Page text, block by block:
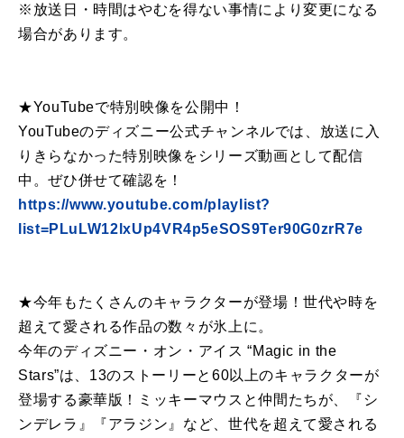
※放送日・時間はやむを得ない事情により変更になる
場合があります。
★YouTubeで特別映像を公開中！
YouTubeのディズニー公式チャンネルでは、放送に入
りきらなかった特別映像をシリーズ動画として配信
中。ぜひ併せて確認を！
https://www.youtube.com/playlist?
list=PLuLW12lxUp4VR4p5eSOS9Ter90G0zrR7e
★今年もたくさんのキャラクターが登場！世代や時を
超えて愛される作品の数々が氷上に。
今年のディズニー・オン・アイス “Magic in the
Stars”は、13のストーリーと60以上のキャラクターが
登場する豪華版！ミッキーマウスと仲間たちが、『シ
ンデレラ』『アラジン』など、世代を超えて愛される